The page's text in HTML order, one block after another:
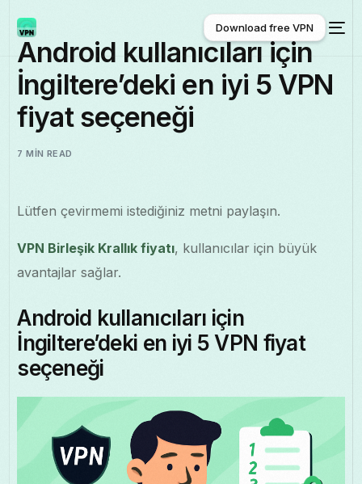
Türkçe
Download free VPN
Download free VPN
Android kullanıcıları için
İngiltere’deki en iyi 5 VPN
fiyat seçeneği
7 MIN READ
Lütfen çevirmemi istediğiniz metni paylaşın.
VPN Birleşik Krallık fiyatı, kullanıcılar için büyük
avantajlar sağlar.
Android kullanıcıları için
İngiltere’deki en iyi 5 VPN fiyat
seçeneği